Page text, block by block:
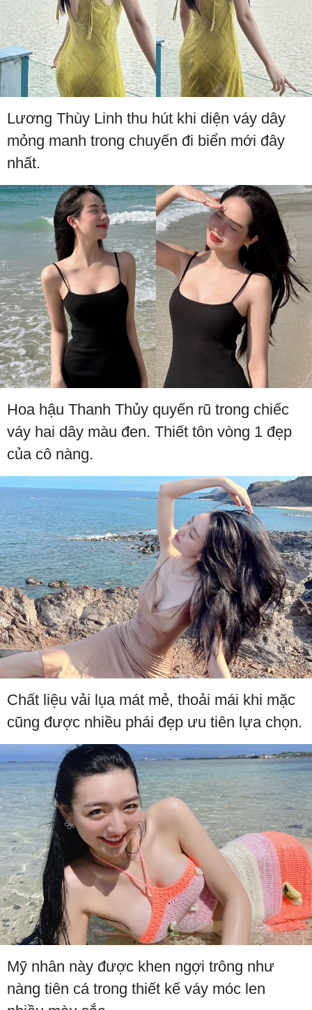
Lương Thùy Linh thu hút khi diện váy dây
mỏng manh trong chuyến đi biển mới đây
nhất.
Hoa hậu Thanh Thủy quyến rũ trong chiếc
váy hai dây màu đen. Thiết tôn vòng 1 đẹp
của cô nàng.
Chất liệu vải lụa mát mẻ, thoải mái khi mặc
cũng được nhiều phái đẹp ưu tiên lựa chọn.
Mỹ nhân này được khen ngợi trông như
nàng tiên cá trong thiết kế váy móc len